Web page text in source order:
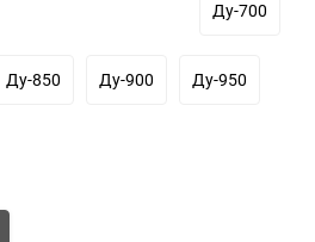
Ду-700
Ду-850 Ду-900 Ду-950